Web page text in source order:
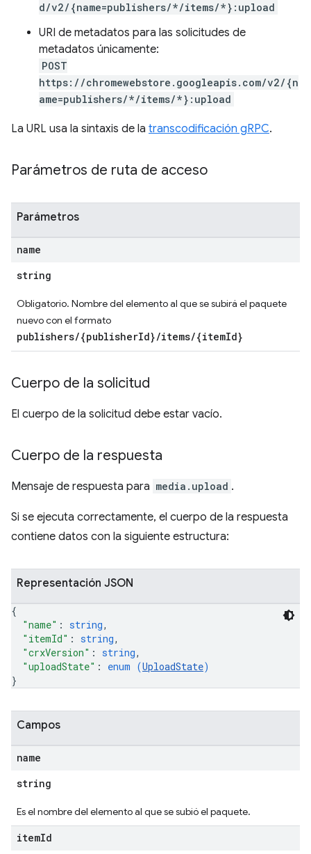
d/v2/{name=publishers/*/items/*}:upload
URI de metadatos para las solicitudes de
metadatos únicamente:
POST
https://chromewebstore.googleapis.com/v2/{n
ame=publishers/*/items/*}:upload
La URL usa la sintaxis de la transcodificación gRPC.
Parámetros de ruta de acceso
Parámetros
name
string
Obligatorio. Nombre del elemento al que se subirá el paquete
nuevo con el formato
publishers/{publisherId}/items/{itemId}
Cuerpo de la solicitud
El cuerpo de la solicitud debe estar vacío.
Cuerpo de la respuesta
Mensaje de respuesta para media.upload .
Si se ejecuta correctamente, el cuerpo de la respuesta
contiene datos con la siguiente estructura:
Representación JSON
{
"name" : string,
"itemId" : string,
"crxVersion" : string,
"uploadState" : enum (UploadState)
}
Campos
name
string
Es el nombre del elemento al que se subió el paquete.
itemId